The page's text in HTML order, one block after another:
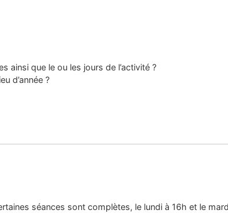
ainsi que le ou les jours de l’activité ?
d’année ?
séances sont complètes, le lundi à 16h et le